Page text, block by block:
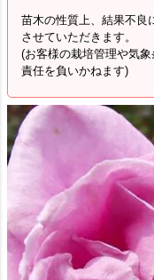
苗木の性質上、結果不良
させていただきます。
(お客様の栽培管理や気
責任を負いかねます)